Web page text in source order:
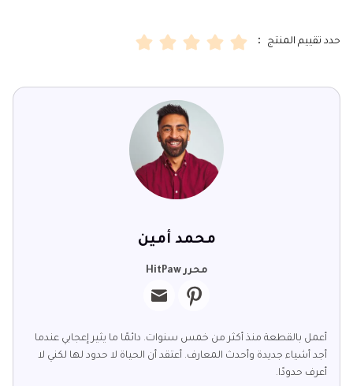
حدد تقييم المنتج ：
محمد أمين
محرر HitPaw
أعمل بالقطعة منذ أكثر من خمس سنوات. دائمًا ما يثير إعجابي عندما
أجد أشياء جديدة وأحدث المعارف. أعتقد أن الحياة لا حدود لها لكني لا
أعرف حدودًا.